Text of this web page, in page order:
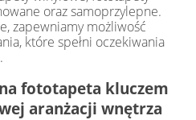
oraz samoprzylepne.
zapewniamy możliwość
które spełni oczekiwania
fototapeta kluczem
aranżacji wnętrza